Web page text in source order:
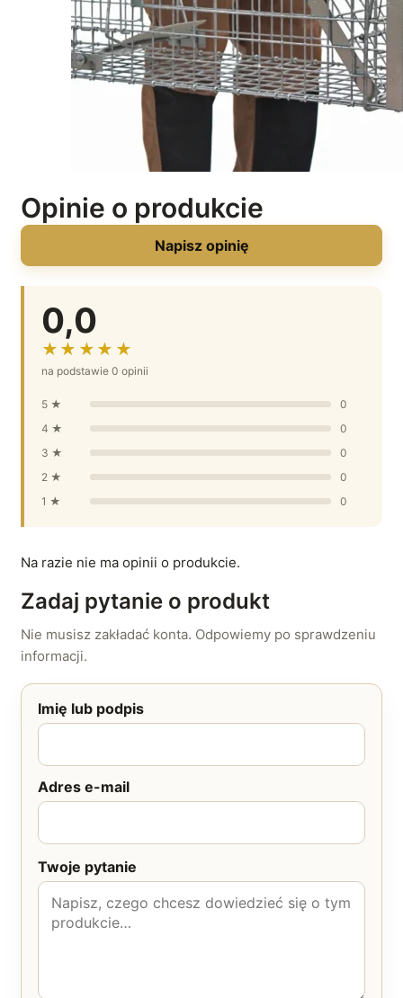
Opinie o produkcie
Napisz opinię
0,0
★★★★★
na podstawie 0 opinii
5 ★
0
4 ★
0
3 ★
0
2 ★
0
1 ★
0
Na razie nie ma opinii o produkcie.
Zadaj pytanie o produkt
Nie musisz zakładać konta. Odpowiemy po sprawdzeniu
informacji.
Imię lub podpis
Adres e-mail
Twoje pytanie